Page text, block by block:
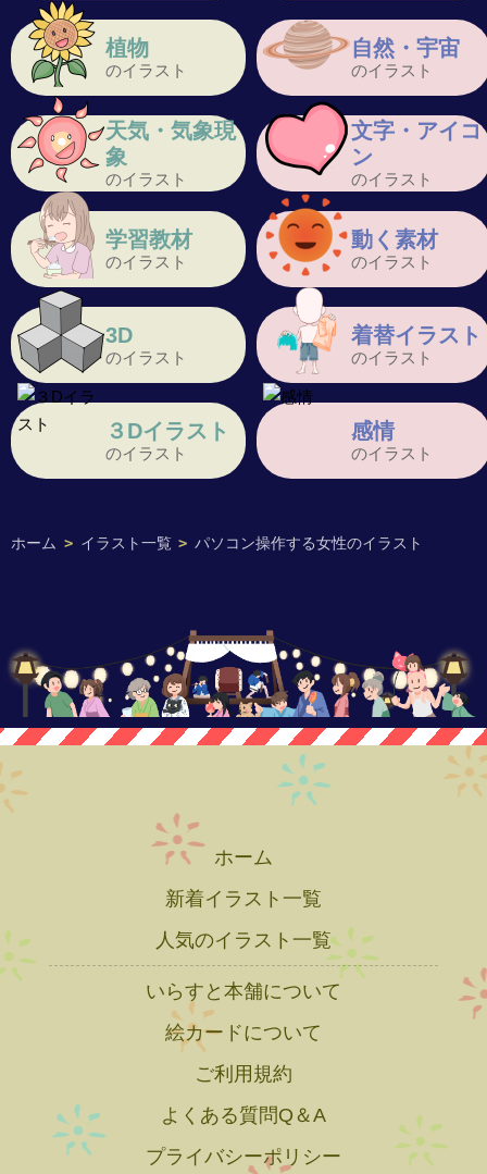
ホーム > イラスト一覧 > パソコン操作する女性のイラスト
植物
のイラスト
自然・宇宙
のイラスト
天気・気象現
象
のイラスト
文字・アイコ
ン
のイラスト
学習教材
のイラスト
動く素材
のイラスト
3D
のイラスト
着替イラスト
のイラスト
３Dイラスト
のイラスト
感情
のイラスト
ホーム
新着イラスト一覧
人気のイラスト一覧
いらすと本舗について
絵カードについて
ご利用規約
よくある質問Q＆A
プライバシーポリシー